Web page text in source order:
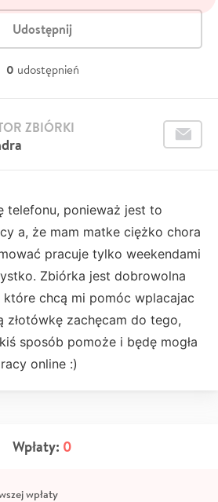
Udostępnij
0 udostępnień
ZBIÓRKI
telefonu, ponieważ jest to
a, że mam matke ciężko chora
pracuje tylko weekendami
Zbiórka jest dobrowolna
chcą mi pomóc wplacajac
złotówkę zachęcam do tego,
sposób pomoże i będę mogła
online :)
Wpłaty: 0
wpłaty